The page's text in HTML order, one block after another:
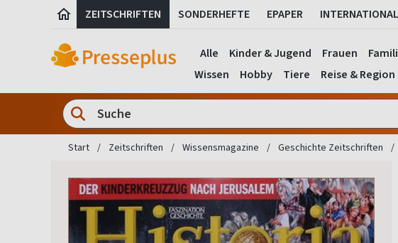
ZEITSCHRIFTEN SONDERHEFTE EPAPER INTERNATIONAL
Alle Kinder & Jugend Frauen
Wissen
Hobby Tiere Reise & Region
Start Zeitschriften Wissensmagazine Geschichte Zeitschriften